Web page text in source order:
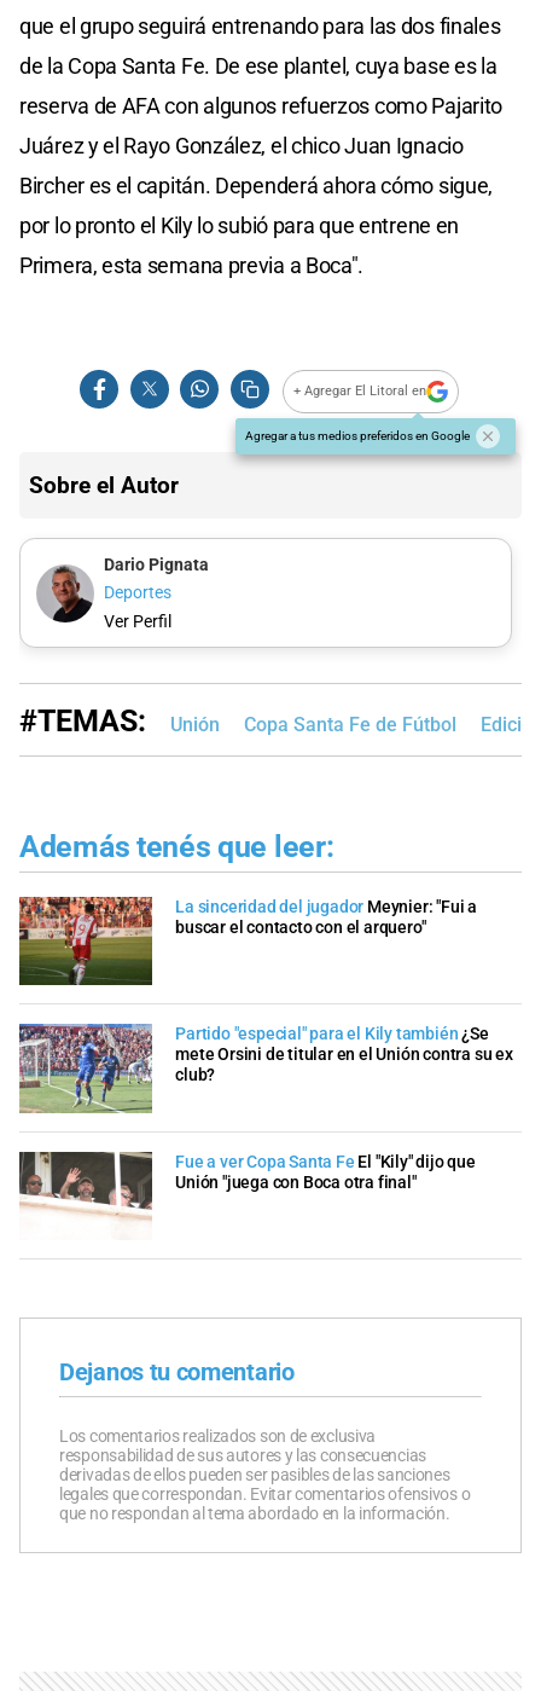
que el grupo seguirá entrenando para las dos finales
de la Copa Santa Fe. De ese plantel, cuya base es la
reserva de AFA con algunos refuerzos como Pajarito
Juárez y el Rayo González, el chico Juan Ignacio
Bircher es el capitán. Dependerá ahora cómo sigue,
por lo pronto el Kily lo subió para que entrene en
Primera, esta semana previa a Boca".
+ Agregar El Litoral en
Agregar a tus medios preferidos en Google
Sobre el Autor
Dario Pignata
Deportes
Ver Perfil
#TEMAS: Unión Copa Santa Fe de Fútbol
Además tenés que leer:
La sinceridad del jugador Meynier: "Fui a
buscar el contacto con el arquero"
Partido "especial" para el Kily también¿Se
mete Orsini de titular en el Unión contra su ex
club?
Fue a ver Copa Santa Fe El "Kily" dijo que
Unión "juega con Boca otra final"
Dejanos tu comentario
Los comentarios realizados son de exclusiva
responsabilidad de sus autores y las consecuencias
derivadas de ellos pueden ser pasibles de las sanciones
legales que correspondan. Evitar comentarios ofensivos o
que no respondan al tema abordado en la información.